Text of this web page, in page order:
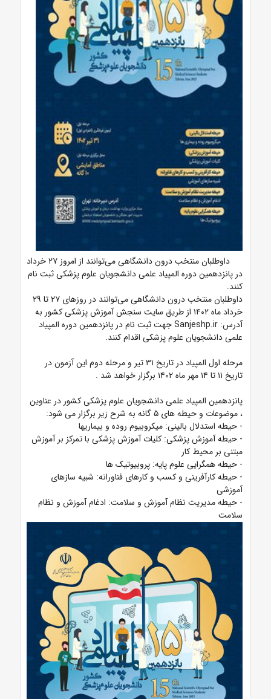
داوطلبان منتخب درون دانشگاهی می‌توانند از امروز ۲۷خرداد
در پانزدهمین دوره المپیاد علمی دانشجویان علوم پزشکی ثبت نام
کنند.
داوطلبان منتخب درون دانشگاهی می‌توانند در روزهای ۲۷تا ۲۹
خرداد ماه۱۴۰۲ از طریق سایت سنجش آموزش پزشکی کشور به
آدرس: Sanjeshp.irجهت ثبت نام در پانزدهمین دوره المپیاد
علمی دانشجویان علوم پزشکی اقدام کنند.
مرحله اول المپیاد در تاریخ ۳۱تیر و مرحله دوم این آزمون در
تاریخ ۱۱تا ۱۴مهر ماه۱۴۰۲ برگزار خواهد شد .
پانزدهمین المپیاد علمی دانشجویان علوم پزشکی کشور در عناوین
،موضوعات و حیطه های ۵گانه به شرح زیر برگزار می شود:
- حیطه استدلال بالینی: میکروبیوم روده و بیماریها
- حیطه آموزش پزشکی: کلیات آموزش پزشکی با تمرکز بر آموزش
مبتنی بر محیط کار
- حیطه همگرایی علوم پایه: پروبیوتیک ها
- حیطه کارآفرینی و کسب و کارهای فناورانه: شبیه سازهای
آموزشی
- حیطه مدیریت نظام آموزش و سلامت: ادغام آموزش و نظام
سلامت